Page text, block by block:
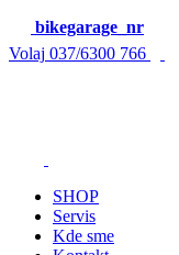
bikegarage_nr
Volaj 037/6300 766
SHOP
Servis
Kde sme